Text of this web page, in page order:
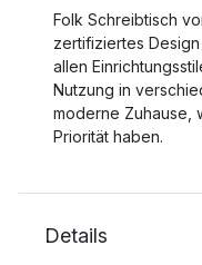
Folk Schreibtisch
zertifiziertes Design
allen
Nutzung in
moderne Zuhause,
Priorität haben.
Details